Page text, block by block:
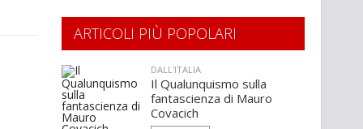
ARTICOLI PIÙ POPOLARI
DALL'ITALIA
Il Qualunquismo sulla
fantascienza di Mauro
Covacich